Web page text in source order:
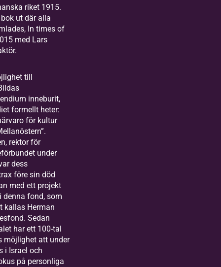
riket 1915.
ut där alla
In times of
med Lars
till
inneburit,
formellt heter:
för kultur
rektor för
under
dess
före sin död
med ett projekt
denna fond, som
kallas Herman
Sedan
har ett 100-tal
möjlighet att under
i Israel och
på personliga